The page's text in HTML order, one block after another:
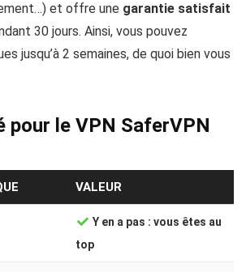
et offre une garantie satisfait
30 jours. Ainsi, vous pouvez
jusqu’à 2 semaines, de quoi bien vous
pour le VPN SaferVPN
VALEUR
Y en a pas : vous êtes au
top